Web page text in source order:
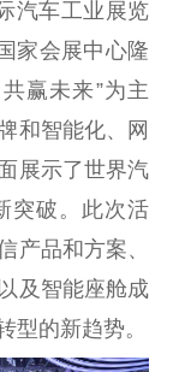
汽车工业展览
家会展中心隆
赢未来”为主
和智能化、网
展示了世界汽
突破。此次活
产品和方案、
及智能座舱成
型的新趋势。